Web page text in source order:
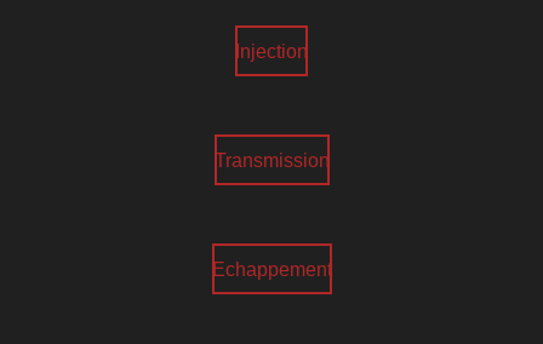
Injection
Transmission
Echappement